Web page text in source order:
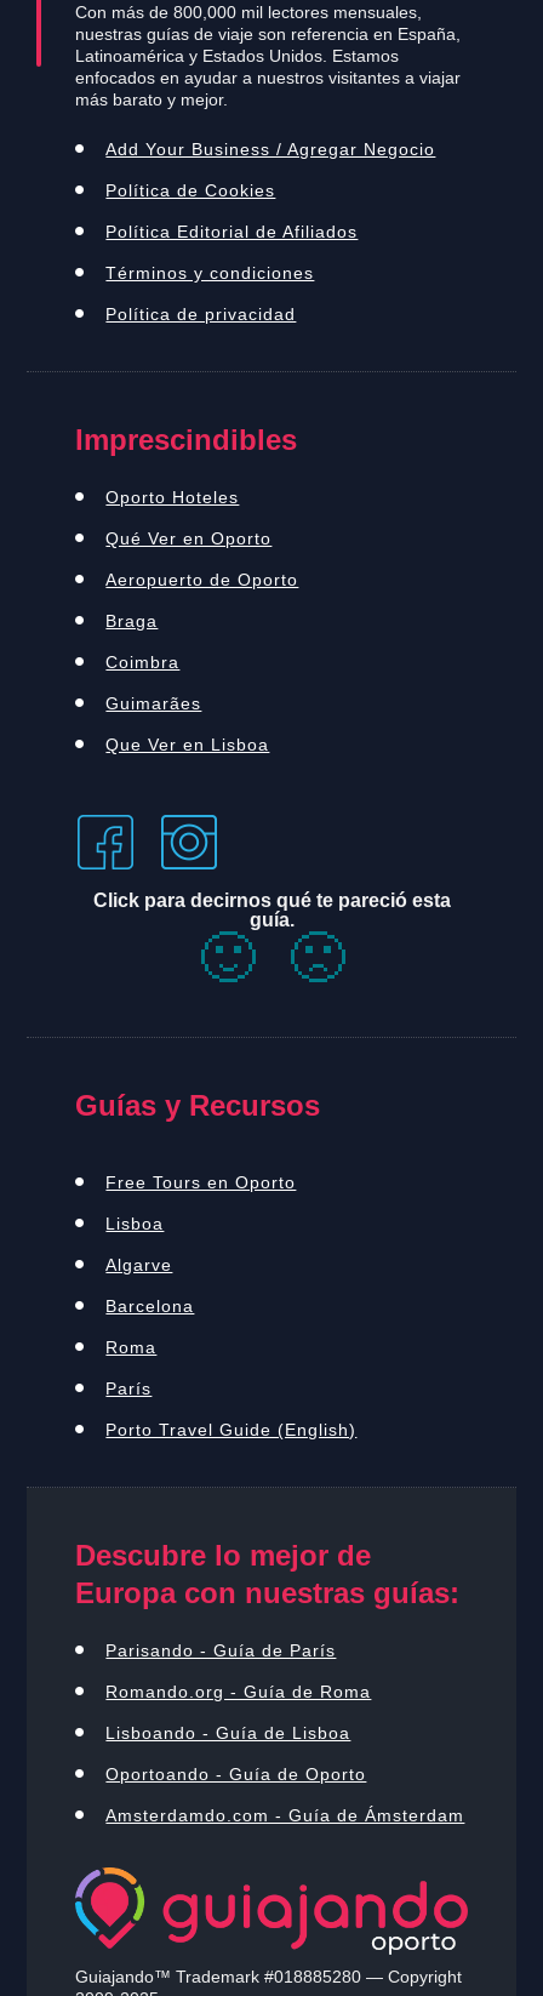
Con más de 800,000 mil lectores mensuales,
nuestras guías de viaje son referencia en España,
Latinoamérica y Estados Unidos. Estamos
enfocados en ayudar a nuestros visitantes a viajar
más barato y mejor.
Add Your Business / Agregar Negocio
Política de Cookies
Política Editorial de Afiliados
Términos y condiciones
Política de privacidad
Imprescindibles
Oporto Hoteles
Qué Ver en Oporto
Aeropuerto de Oporto
Braga
Coimbra
Guimarães
Que Ver en Lisboa
Click para decirnos qué te pareció esta
guía.
🙂 🙁
Guías y Recursos
Free Tours en Oporto
Lisboa
Algarve
Barcelona
Roma
París
Porto Travel Guide (English)
Descubre lo mejor de
Europa con nuestras guías:
Parisando - Guía de París
Romando.org - Guía de Roma
Lisboando - Guía de Lisboa
Oportoando - Guía de Oporto
Amsterdamdo.com - Guía de Ámsterdam
Guiajando™ Trademark #018885280 — Copyright